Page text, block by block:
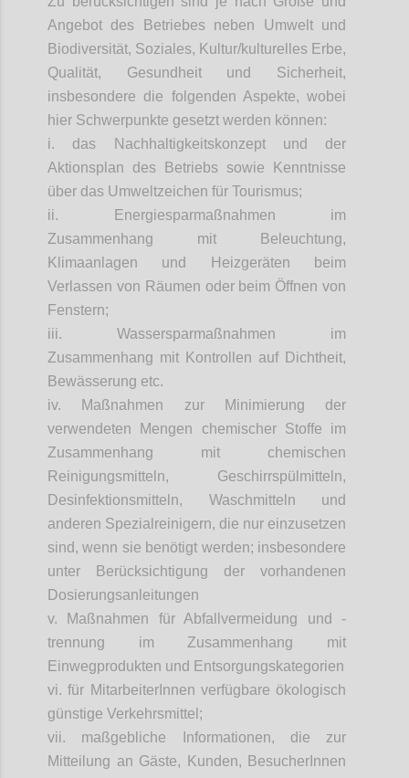
Angebot des Betriebes neben Umwelt und
Biodiversität, Soziales, Kultur/kulturelles Erbe,
Qualität, Gesundheit und Sicherheit,
insbesondere die folgenden Aspekte, wobei
hier Schwerpunkte gesetzt werden können:
i. das Nachhaltigkeitskonzept und der
Aktionsplan des Betriebs sowie Kenntnisse
über das Umweltzeichen für Tourismus;
ii. Energiesparmaßnahmen im
Zusammenhang mit Beleuchtung,
Klimaanlagen und Heizgeräten beim
Verlassen von Räumen oder beim Öffnen von
Fenstern;
iii. Wassersparmaßnahmen im
Zusammenhang mit Kontrollen auf Dichtheit,
Bewässerung etc.
iv. Maßnahmen zur Minimierung der
verwendeten Mengen chemischer Stoffe im
Zusammenhang mit chemischen
Reinigungsmitteln, Geschirrspülmitteln,
Desinfektionsmitteln, Waschmitteln und
anderen Spezialreinigern, die nur einzusetzen
sind, wenn sie benötigt werden; insbesondere
unter Berücksichtigung der vorhandenen
Dosierungsanleitungen
v. Maßnahmen für Abfallvermeidung und -
trennung im Zusammenhang mit
Einwegprodukten und Entsorgungskategorien
vi. für MitarbeiterInnen verfügbare ökologisch
günstige Verkehrsmittel;
vii. maßgebliche Informationen, die zur
Mitteilung an Gäste, Kunden, BesucherInnen